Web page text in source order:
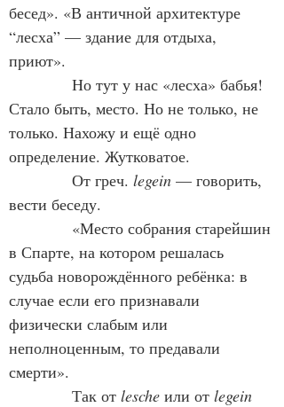
бесед». «В античной архитектуре
“лесха” — здание для отдыха,
приют».
Но тут у нас «лесха» бабья!
Стало быть, место. Но не только, не
только. Нахожу и ещё одно
определение. Жутковатое.
От греч. legein — говорить,
вести беседу.
«Место собрания старейшин
в Спарте, на котором решалась
судьба новорождённого ребёнка: в
случае если его признавали
физически слабым или
неполноценным, то предавали
смерти».
Так от lesche или от legein